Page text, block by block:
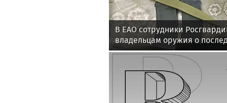
В ЕАО сотрудники
владельцам оружия о
несвоевременной оплаты